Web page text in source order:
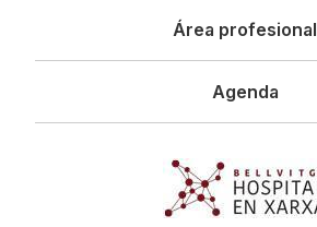
Área profesional
Agenda